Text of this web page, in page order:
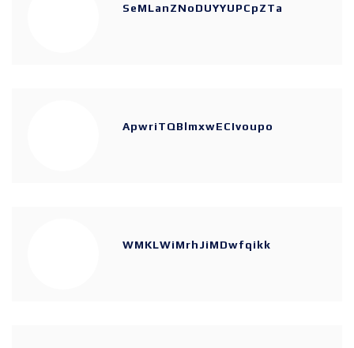
SeMLanZNoDUYYUPCpZTa
ApwriTQBlmxwECIvoupo
WMKLWiMrhJiMDwfqikk